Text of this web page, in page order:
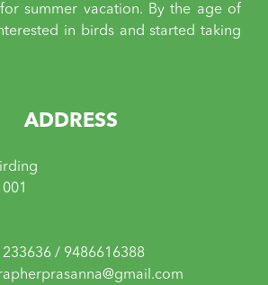
summer vacation. By the age of
in birds and started taking
ADDRESS
233636 / 9486616388